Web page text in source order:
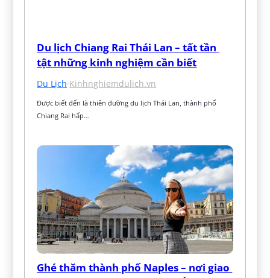
Du lịch Chiang Rai Thái Lan – tất tần
tật những kinh nghiệm cần biết
Du Lịch·Kinhnghiemdulich.vn
Được biết đến là thiên đường du lịch Thái Lan, thành phố
Chiang Rai hấp…
Ghé thăm thành phố Naples – nơi giao